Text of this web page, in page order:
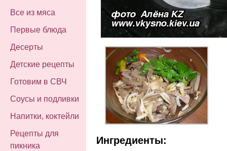
Все из мяса
Первые блюда
Десерты
Детские рецепты
Готовим в СВЧ
Соусы и подливки
Напитки, коктейли
Рецепты для
пикника
Ингредиенты: